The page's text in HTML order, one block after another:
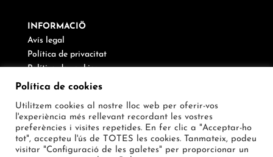
INFORMACIÖ
Avís legal
Política de privacitat
Política de cookies
Canal de denúncies
SEGUEIX-NOS
Política de cookies
Utilitzem cookies al nostre lloc web per oferir-vos
l'experiència més rellevant recordant les vostres
preferències i visites repetides. En fer clic a "Acceptar-ho
tot", accepteu l'ús de TOTES les cookies. Tanmateix, podeu
visitar "Configuració de les galetes" per proporcionar un